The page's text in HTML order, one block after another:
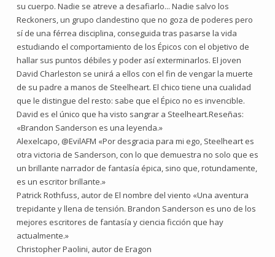
su cuerpo. Nadie se atreve a desafiarlo... Nadie salvo los
Reckoners, un grupo clandestino que no goza de poderes pero
sí de una férrea disciplina, conseguida tras pasarse la vida
estudiando el comportamiento de los Épicos con el objetivo de
hallar sus puntos débiles y poder así exterminarlos. El joven
David Charleston se unirá a ellos con el fin de vengar la muerte
de su padre a manos de Steelheart. El chico tiene una cualidad
que le distingue del resto: sabe que el Épico no es invencible.
David es el único que ha visto sangrar a Steelheart.Reseñas:
«Brandon Sanderson es una leyenda.»
Alexelcapo, @EvilAFM «Por desgracia para mi ego, Steelheart es
otra victoria de Sanderson, con lo que demuestra no solo que es
un brillante narrador de fantasía épica, sino que, rotundamente,
es un escritor brillante.»
Patrick Rothfuss, autor de El nombre del viento «Una aventura
trepidante y llena de tensión. Brandon Sanderson es uno de los
mejores escritores de fantasía y ciencia ficción que hay
actualmente.»
Christopher Paolini, autor de Eragon